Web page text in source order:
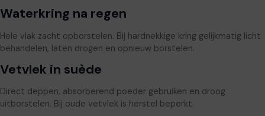
Waterkring na regen
Hele vlak zacht opborstelen. Bij hardnekkige kring gelijkmatig licht
behandelen, laten drogen en opnieuw borstelen.
Vetvlek in suède
Direct deppen, absorberend poeder gebruiken en droog
uitborstelen. Bij oude vetvlek is herstel beperkt.